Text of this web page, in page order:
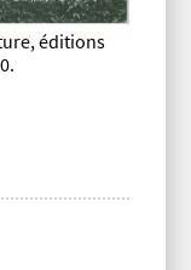
éditions